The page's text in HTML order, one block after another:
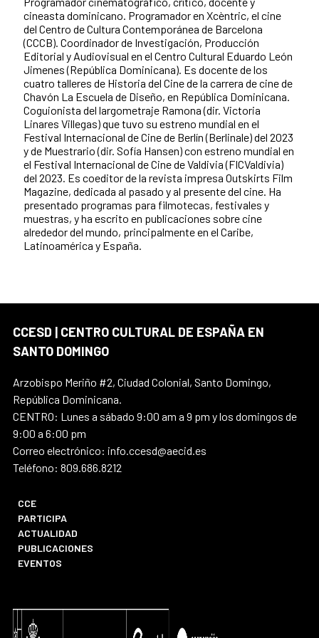
cineasta dominicano. Programador en Xcèntric, el cine
del Centro de Cultura Contemporánea de Barcelona
(CCCB). Coordinador de Investigación, Producción
Editorial y Audiovisual en el Centro Cultural Eduardo León
Jimenes (República Dominicana). Es docente de los
cuatro talleres de Historia del Cine de la carrera de cine de
Chavón La Escuela de Diseño, en República Dominicana.
Coguionista del largometraje Ramona (dir. Victoria
Linares Villegas) que tuvo su estreno mundial en el
Festival Internacional de Cine de Berlín (Berlinale) del 2023
y de Muestrario (dir. Sofía Hansen) con estreno mundial en
el Festival Internacional de Cine de Valdivia (FICValdivia)
del 2023. Es coeditor de la revista impresa Outskirts Film
Magazine, dedicada al pasado y al presente del cine. Ha
presentado programas para filmotecas, festivales y
muestras, y ha escrito en publicaciones sobre cine
alrededor del mundo, principalmente en el Caribe,
Latinoamérica y España.
CCESD | CENTRO CULTURAL DE ESPAÑA EN
SANTO DOMINGO
Arzobispo Meriño #2, Ciudad Colonial, Santo Domingo,
República Dominicana.
CENTRO: Lunes a sábado 9:00 am a 9 pm y los domingos de
9:00 a 6:00 pm
Correo electrónico: info.ccesd@aecid.es
Teléfono: 809.686.8212
CCE
PARTICIPA
ACTUALIDAD
PUBLICACIONES
EVENTOS